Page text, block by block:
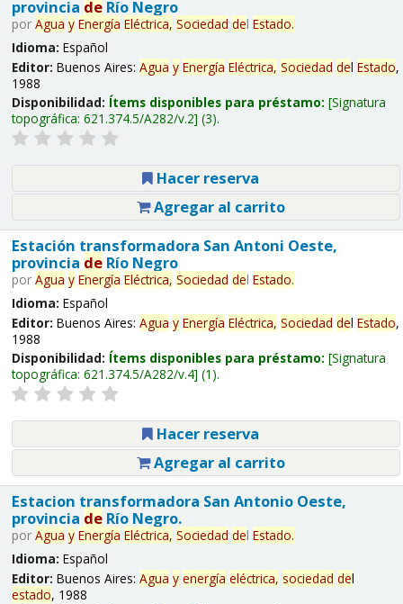
provincia deRío Negro
por Agua y Energía Eléctrica, Sociedad del Estado.
Idioma: Español
Editor: Buenos Aires: Agua y Energía Eléctrica, Sociedad del Estado,
1988
Disponibilidad: Ítems disponibles para préstamo: Signatura
topográfica: 621.374.5/A282/v.2 (3).
Hacer reserva
Agregar al carrito
Estación transformadora San Antoni Oeste,
provincia deRío Negro
por Agua y Energía Eléctrica, Sociedad del Estado.
Idioma: Español
Editor: Buenos Aires: Agua y Energía Eléctrica, Sociedad del Estado,
1988
Disponibilidad: Ítems disponibles para préstamo: Signatura
topográfica: 621.374.5/A282/v.4 (1).
Hacer reserva
Agregar al carrito
Estacion transformadora San Antonio Oeste,
provincia deRío Negro.
por Agua y Energía Eléctrica, Sociedad del Estado.
Idioma: Español
Editor: Buenos Aires: Agua y energía eléctrica, sociedad del
estado, 1988